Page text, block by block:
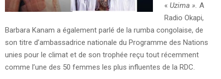
« Uzima ». A
Radio Okapi,
Barbara Kanam a également parlé de la rumba congolaise, de
son titre d’ambassadrice nationale du Programme des Nations
unies pour le climat et de son trophée reçu tout récemment
comme l’une des 50 femmes les plus influentes de la RDC.